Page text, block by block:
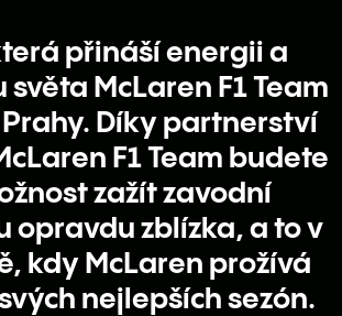
přináší energii a
McLaren F1 Team
Díky partnerství
F1 Team budete
zažít zavodní
opravdu zblízka, a to v
kdy McLaren prožívá
nejlepších sezón.